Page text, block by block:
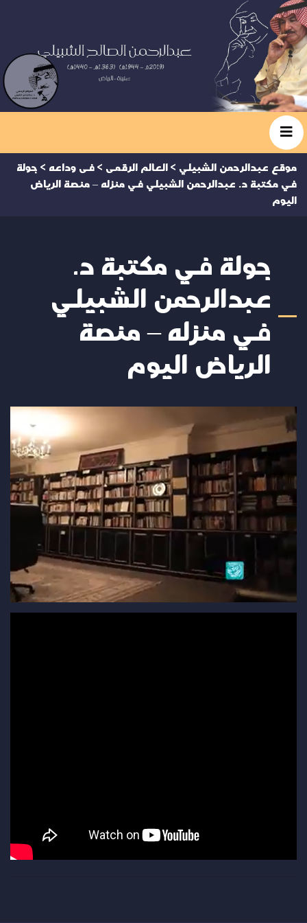
موقع عبدالرحمن الشبيلي > العالم الرقمى > فى وداعه > جولة
في مكتبة د. عبدالرحمن الشبيلي في منزله – منصة الرياض
اليوم
جولة في مكتبة د.
عبدالرحمن الشبيلي
في منزله – منصة
الرياض اليوم